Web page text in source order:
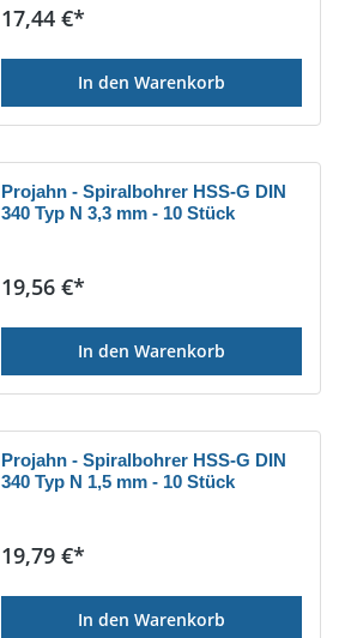
Regulärer Preis:
17,44 €*
In den Warenkorb
Projahn - Spiralbohrer HSS-G DIN
340 Typ N 3,3 mm - 10 Stück
Regulärer Preis:
19,56 €*
In den Warenkorb
Projahn - Spiralbohrer HSS-G DIN
340 Typ N 1,5 mm - 10 Stück
Regulärer Preis:
19,79 €*
In den Warenkorb